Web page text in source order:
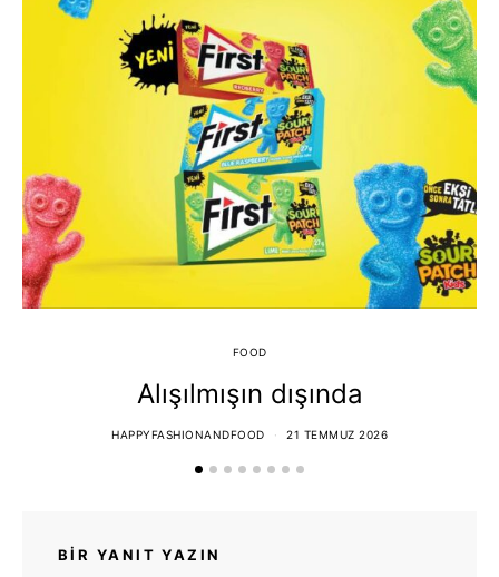
FOOD
Alışılmışın dışında
HAPPYFASHIONANDFOOD 21 TEMMUZ 2026
BIR YANIT YAZIN